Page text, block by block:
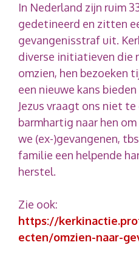
In Nederland zijn ruim
gedetineerd en zitten
gevangenisstraf uit.
diverse initiatieven die
omzien, hen bezoeken
een nieuwe kans
Jezus vraagt ons niet
barmhartig naar hen
we (ex-)gevangenen,
familie een helpende
herstel.
Zie ook:
https://
ecten/omzien-naar-